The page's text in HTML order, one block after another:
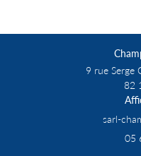
9 rue Serge
82
05